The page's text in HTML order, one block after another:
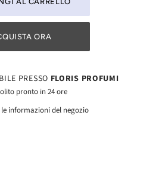
ORA
PRESSO FLORIS PROFUMI
pronto in 24 ore
informazioni del negozio